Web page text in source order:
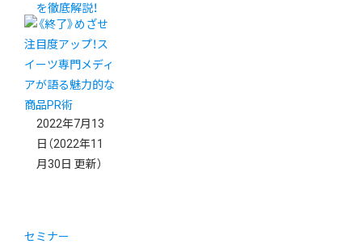
を徹底解説！
2022年7月13
日 （2022年11
月30日 更新）
セミナー